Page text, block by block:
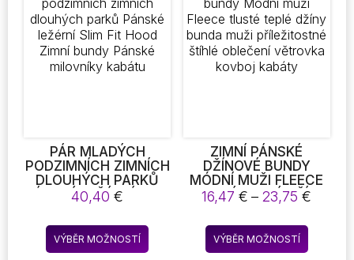
lze
vybrat
PÁR MLADÝCH
PODZIMNÍCH ZIMNÍCH
DLOUHÝCH PARKŮ
PÁNSKÉ LEŽÉRNÍ SLIM
FIT HOOD ZIMNÍ
BUNDY PÁNSKÉ
MILOVNÍKY KABÁTU
40,40€
VÝBĚR MOŽNOSTÍ
Tento
produkt
ZIMNÍ PÁNSKÉ
DŽÍNOVÉ BUNDY
MÓDNÍ MUŽI FLEECE
TLUSTÉ TEPLÉ DŽÍNY
BUNDA MUŽI
PŘÍLEŽITOSTNÉ
ŠTÍHLÉ OBLEČENÍ
VĚTROVKA KOVBOJ
16,47€ – 23,75€
VÝBĚR MOŽNOSTÍ
Tento
produkt